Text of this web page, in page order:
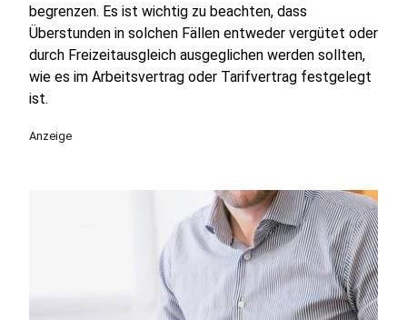
begrenzen. Es ist wichtig zu beachten, dass
Überstunden in solchen Fällen entweder vergütet oder
durch Freizeitausgleich ausgeglichen werden sollten,
wie es im Arbeitsvertrag oder Tarifvertrag festgelegt
ist.
Anzeige